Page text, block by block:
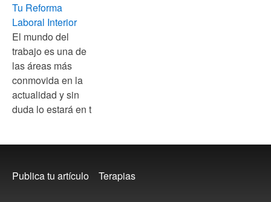
Tu Reforma
Laboral Interior
El mundo del
trabajo es una de
las áreas más
conmovida en la
actualidad y sin
duda lo estará en t
menu
Publica tu artículo Terapias